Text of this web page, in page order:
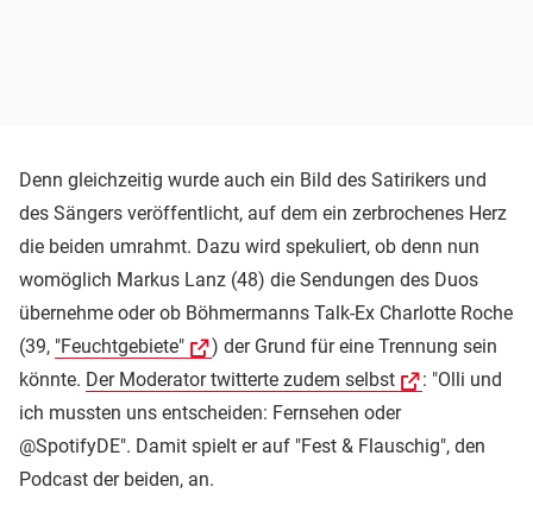
Denn gleichzeitig wurde auch ein Bild des Satirikers und
des Sängers veröffentlicht, auf dem ein zerbrochenes Herz
die beiden umrahmt. Dazu wird spekuliert, ob denn nun
womöglich Markus Lanz (48) die Sendungen des Duos
übernehme oder ob Böhmermanns Talk-Ex Charlotte Roche
(39, "Feuchtgebiete"
) der Grund für eine Trennung sein
könnte. Der Moderator twitterte zudem selbst
: "Olli und
ich mussten uns entscheiden: Fernsehen oder
@SpotifyDE". Damit spielt er auf "Fest & Flauschig", den
Podcast der beiden, an.